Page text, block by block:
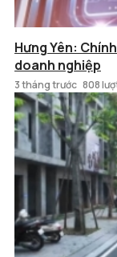
Hưng Yên:
doanh nghiệp
3 tháng trước 808